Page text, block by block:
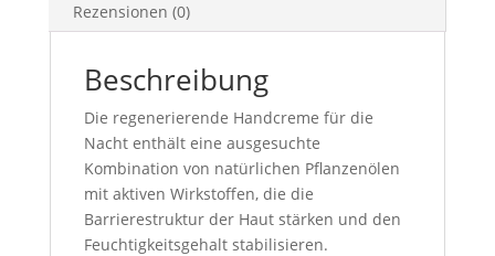
Rezensionen (0)
Beschreibung
Die regenerierende Handcreme für die
Nacht enthält eine ausgesuchte
Kombination von natürlichen Pflanzenölen
mit aktiven Wirkstoffen, die die
Barrierestruktur der Haut stärken und den
Feuchtigkeitsgehalt stabilisieren.